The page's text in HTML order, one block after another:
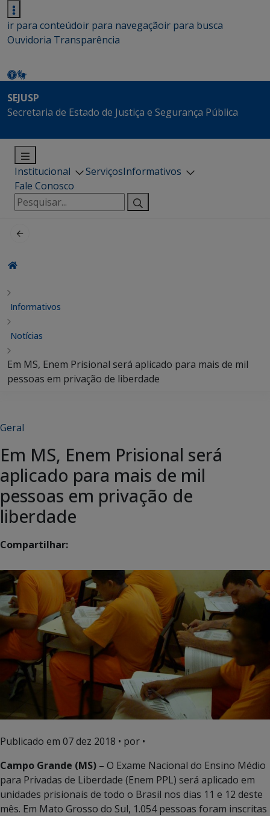
ir para conteúdoir para navegaçãoir para busca
Ouvidoria Transparência
SEJUSP
Secretaria de Estado de Justiça e Segurança Pública
Institucional ServiçosInformativos
Fale Conosco
Pesquisar
por:
Informativos
Notícias
Em MS, Enem Prisional será aplicado para mais de mil
pessoas em privação de liberdade
Geral
Em MS, Enem Prisional será
aplicado para mais de mil
pessoas em privação de
liberdade
Compartilhar:
Publicado em 07 dez 2018 • por •
Campo Grande (MS) – O Exame Nacional do Ensino Médio
para Privadas de Liberdade (Enem PPL) será aplicado em
unidades prisionais de todo o Brasil nos dias 11 e 12 deste
mês. Em Mato Grosso do Sul, 1.054 pessoas foram inscritas